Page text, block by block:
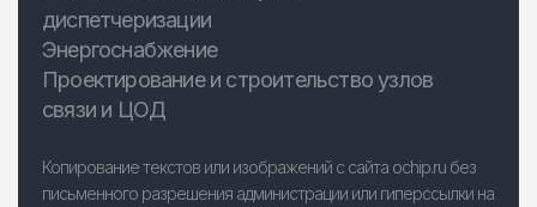
диспетчеризации
Энергоснабжение
Проектирование и строительство узлов
связи и ЦОД
Копирование текстов или изображений с сайта ochip.ru без
письменного разрешения администрации или гиперссылки на